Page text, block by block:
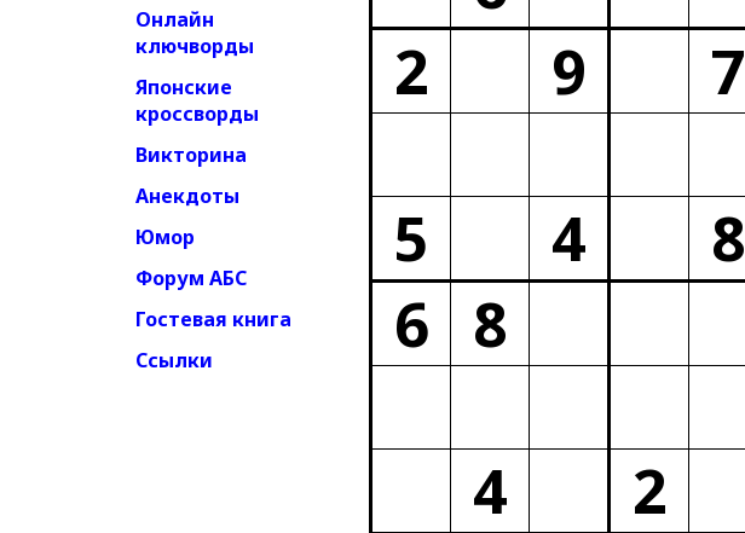
Онлайн
ключворды
Японские
кроссворды
Викторина
Анекдоты
Юмор
Форум АБС
Гостевая книга
Ссылки
2
9
7
5
4 8
6 8
4
2